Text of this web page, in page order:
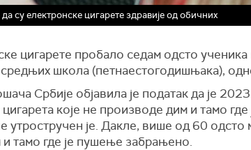
су електронске цигарете здравије од обичних
цигарете пробало седам одсто
школа (петнаестогодишњака),
Србије објавила је податак да је
које не производе дим и тамо
утростручен је. Дакле, више од 60
тамо где је пушење забрањено.